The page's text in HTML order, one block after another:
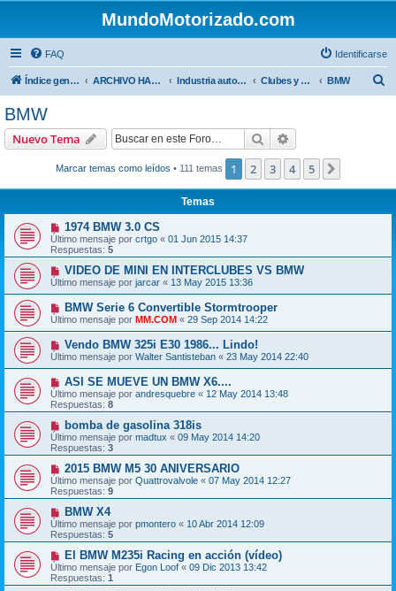
MundoMotorizado.com
FAQ Identificarse
Índice general ARCHIVO HASTA 2018 Industria automotriz Clubes y Marcas BMW
BMW
Nuevo Tema Buscar
Marcar temas como leídos • 111 temas 1 2 3 4 5
Temas
1974 BMW 3.0 CS
Último mensaje por crtgo « 01 Jun 2015 14:37
Respuestas: 5
VIDEO DE MINI EN INTERCLUBES VS BMW
Último mensaje por jarcar « 13 May 2015 13:36
BMW Serie 6 Convertible Stormtrooper
Último mensaje por MM.COM « 29 Sep 2014 14:22
Vendo BMW 325i E30 1986... Lindo!
Último mensaje por Walter Santisteban « 23 May 2014 22:40
ASI SE MUEVE UN BMW X6....
Último mensaje por andresquebre « 12 May 2014 13:48
Respuestas: 8
bomba de gasolina 318is
Último mensaje por madtux « 09 May 2014 14:20
Respuestas: 3
2015 BMW M5 30 ANIVERSARIO
Último mensaje por Quattrovalvole « 07 May 2014 12:27
Respuestas: 9
BMW X4
Último mensaje por pmontero « 10 Abr 2014 12:09
Respuestas: 5
El BMW M235i Racing en acción (vídeo)
Último mensaje por Egon Loof « 09 Dic 2013 13:42
Respuestas: 1